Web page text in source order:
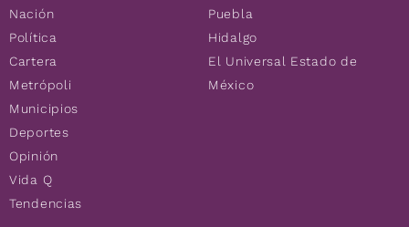
Nación
Política
Cartera
Metrópoli
Municipios
Deportes
Opinión
Vida Q
Tendencias
Puebla
Hidalgo
El Universal Estado de
México